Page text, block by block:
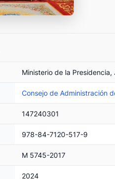
Ministerio de la
Consejo de Administración
147240301
978-84-7120-517-9
M 5745-2017
2024